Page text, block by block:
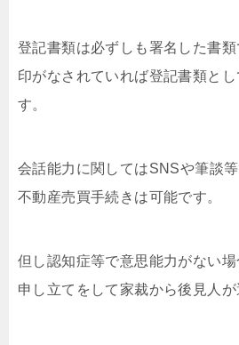
登記書類は必ずしも署名した書
印がなされていれば登記書類と
す。
会話能力に関してはSNSや筆談
不動産売買手続きは可能です。
但し認知症等で意思能力がない
申し立てをして家裁から後見人が